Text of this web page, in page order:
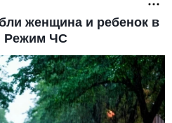
женщина и ребенок в
Режим ЧС